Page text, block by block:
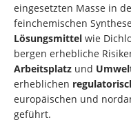
eingesetzten Masse in
feinchemischen
Lösungsmittel wie
bergen erhebliche
Arbeitsplatz und
erheblichen
europäischen und
geführt.